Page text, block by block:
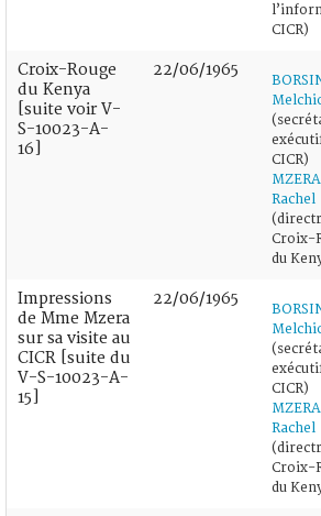
CICR)
Croix-Rouge
du Kenya
[suite voir V-
S-10023-A-
16]
22/06/1965
CICR)
Rachel
Croix-
du
Impressions
de Mme Mzera
sur sa visite au
CICR [suite du
V-S-10023-A-
15]
22/06/1965
CICR)
Rachel
Croix-
du